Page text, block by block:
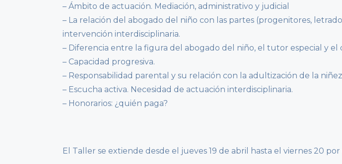
– Ámbito de actuación. Mediación, administrativo y judicial
– La relación del abogado del niño con las partes (progenitores,
intervención interdisciplinaria.
– Diferencia entre la figura del abogado del niño, el tutor especial y el
– Capacidad progresiva.
– Responsabilidad parental y su relación con la adultización de la
– Escucha activa. Necesidad de actuación interdisciplinaria.
– Honorarios: ¿quién paga?
El Taller se extiende desde el jueves 19 de abril hasta el viernes 20 por